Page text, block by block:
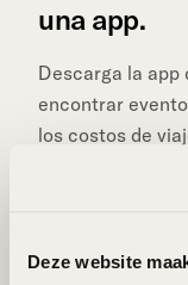
Deze website
una app.
Descarga la app
encontrar
los costos de